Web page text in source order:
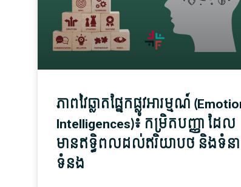
ភាព​វៃ​ឆ្លាត​ផ្នែក​ផ្លូវ​អារម្មណ៍
Intelligences)៖ កម្រិត​បញ្ញា ដែល​
មាន​ឥទ្ធិពល​ដល់​ឥរិយាបថ និង​ទំន
ទំនង